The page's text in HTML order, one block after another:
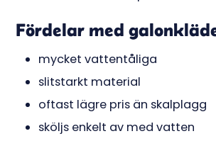
Fördelar med
mycket vattentåliga
slitstarkt material
oftast lägre pris än skalplagg
sköljs enkelt av med vatten